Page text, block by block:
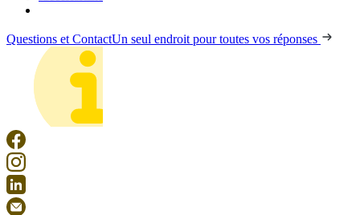
Questions et ContactUn seul endroit pour toutes vos réponses